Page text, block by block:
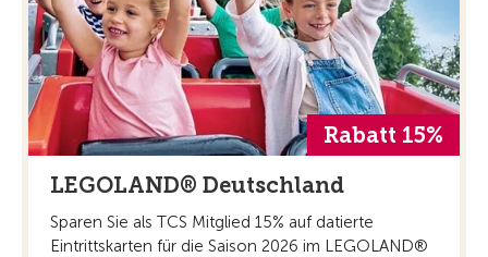
Rabatt 15%
LEGOLAND® Deutschland
Sparen Sie als TCS Mitglied 15% auf datierte
Eintrittskarten für die Saison 2026 im LEGOLAND®